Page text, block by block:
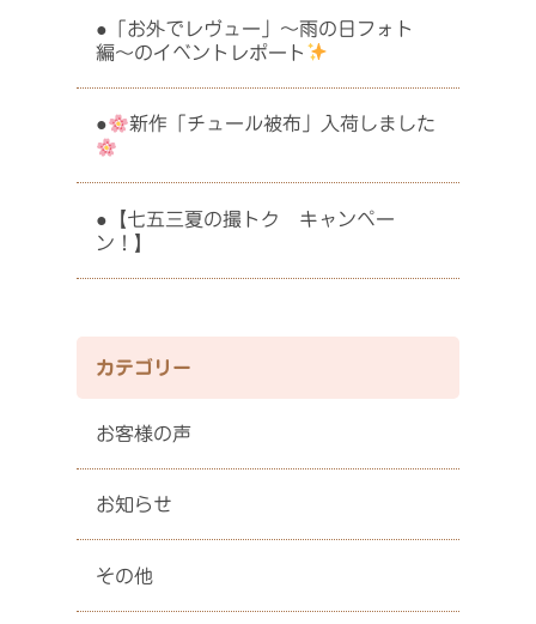
「お外でレヴュー」〜雨の日フォト
編〜のイベントレポート
新作「チュール被布」入荷しました
【七五三夏の撮トク キャンペー
ン！】
カテゴリー
お客様の声
お知らせ
その他